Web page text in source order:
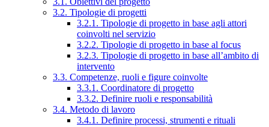
3.2. Tipologie di progetti
3.2.1. Tipologie di progetto in base agli attori
coinvolti nel servizio
3.2.2. Tipologie di progetto in base al focus
3.2.3. Tipologie di progetto in base all’ambito di
intervento
3.3. Competenze, ruoli e figure coinvolte
3.3.1. Coordinatore di progetto
3.3.2. Definire ruoli e responsabilità
3.4. Metodo di lavoro
3.4.1. Definire processi, strumenti e rituali